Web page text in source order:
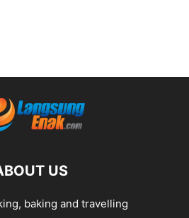
US
baking and travelling